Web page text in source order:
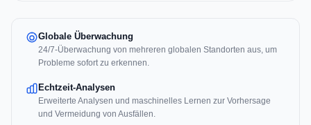
Globale Überwachung
24/7-Überwachung von mehreren globalen Standorten aus, um
Probleme sofort zu erkennen.
Echtzeit-Analysen
Erweiterte Analysen und maschinelles Lernen zur Vorhersage
und Vermeidung von Ausfällen.